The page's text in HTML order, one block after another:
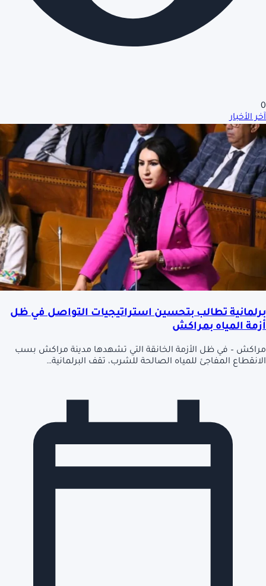
0
آخر الأخبار
برلمانية تطالب بتحسين استراتيجيات التواصل في ظل
أزمة المياه بمراكش
مراكش – في ظل الأزمة الخانقة التي تشهدها مدينة مراكش بسب
الانقطاع المفاجئ للمياه الصالحة للشرب، تقف البرلمانية…